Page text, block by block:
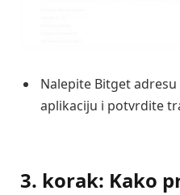
Nalepite Bitget
aplikaciju i potvrdite
3. korak: Kako